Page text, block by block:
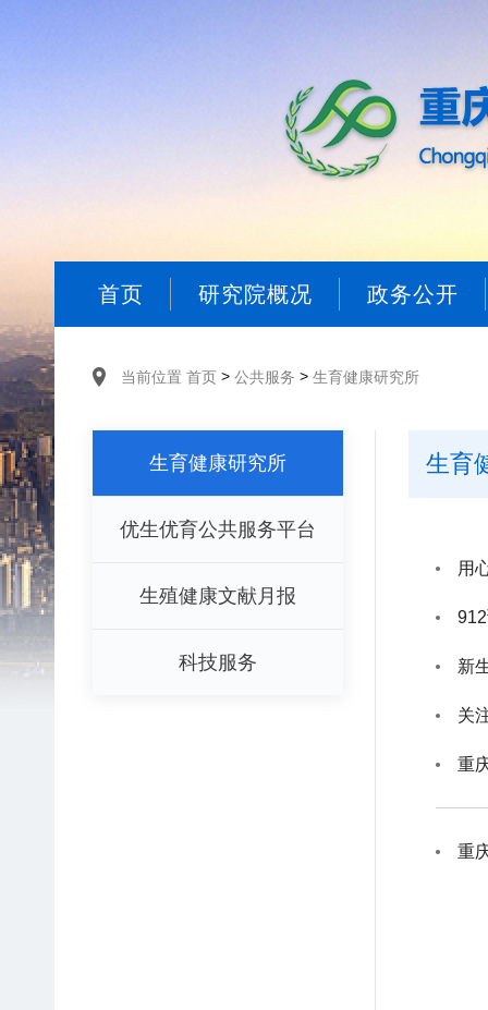
首页 研究院概况 政务公开
当前位置 首页 > 公共服务 > 生育健康研究所
生育健康研究所
优生优育公共服务平台
生殖健康文献月报
科技服务
生育
用
新
关
重
重